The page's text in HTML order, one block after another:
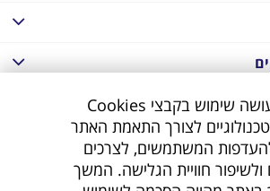
האתר עושה שימוש בקבצי Cookies
טכנולוגיים לצורך התאמת האתר
להעדפות המשתמשים, לצרכים
ולשיפור חוויית הגלישה. המשך